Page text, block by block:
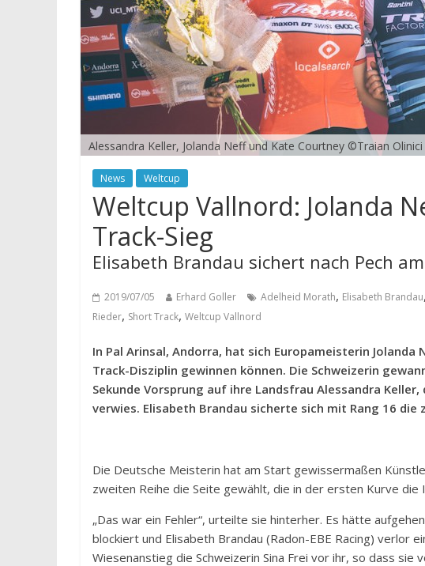
Alessandra Keller, Jolanda Neff und Kate Courtney ©Traian Olinici
News Weltcup
Weltcup Vallnord: Jolanda
Track-Sieg
Elisabeth Brandau sichert nach Pech
2019/07/05 Erhard Goller Adelheid Morath, Elisabeth Brandau,
Rieder, Short Track, Weltcup Vallnord
In Pal Arinsal, Andorra, hat sich Europameisterin
Track-Disziplin gewinnen können. Die Schweizerin
Sekunde Vorsprung auf ihre Landsfrau Alessandra
verwies. Elisabeth Brandau sicherte sich mit Rang 16 die
Die Deutsche Meisterin hat am Start gewissermaßen
zweiten Reihe die Seite gewählt, die in der ersten Kurve die
„Das war ein Fehler“, urteilte sie hinterher. Es hätte
blockiert und Elisabeth Brandau (Radon-EBE Racing) verlor
Wiesenanstieg die Schweizerin Sina Frei vor ihr, so dass sie